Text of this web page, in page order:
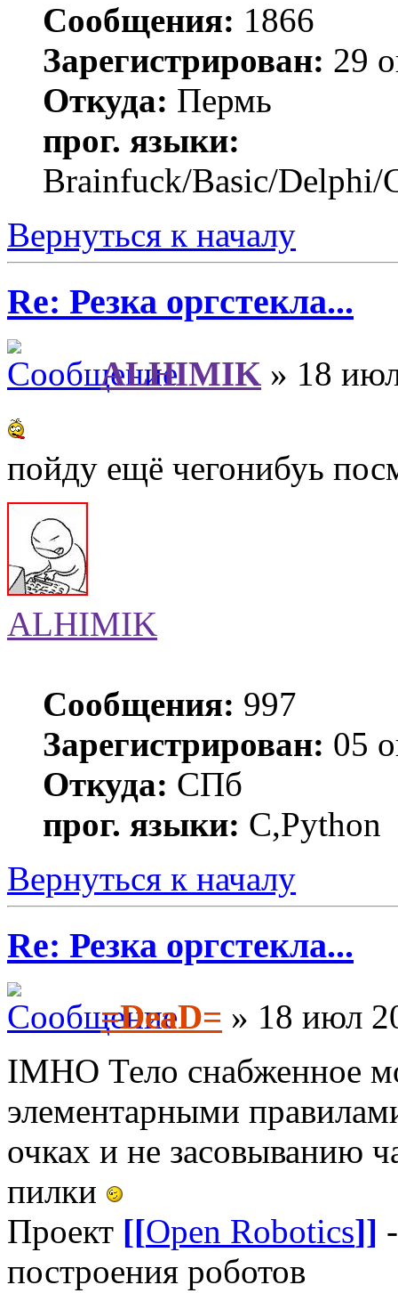
Сообщения: 1866
Зарегистрирован: 29
Откуда: Пермь
прог. языки:
Brainfuck/Basic/Delphi/
Вернуться к началу
Re: Резка оргстекла...
ALHIMIK » 18
пойду ещё чегонибуь
ALHIMIK
Сообщения: 997
Зарегистрирован: 05
Откуда: СПб
прог. языки: C,Python
Вернуться к началу
Re: Резка оргстекла...
=DeaD= » 18 июл
IMHO Тело снабженное
элементарными
очках и не засовыванию
пилки
Проект [[Open Robotics]]
построения роботов